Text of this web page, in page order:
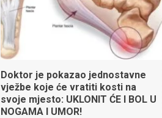
Doktor je pokazao jednostavne
vježbe koje će vratiti kosti na
svoje mjesto: UKLONIT ĆE I BOL U
NOGAMA I UMOR!